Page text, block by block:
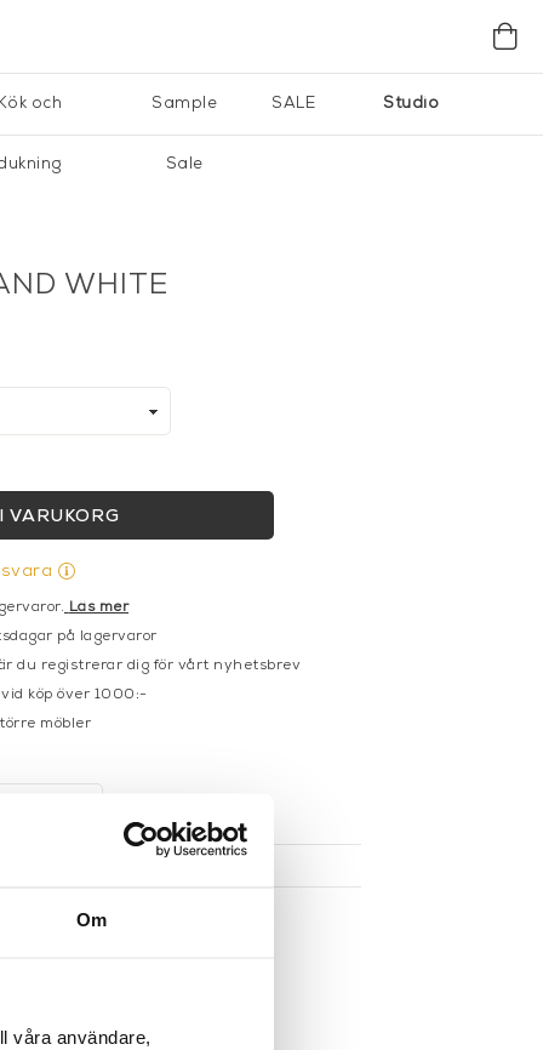
Om
våra användare,
Studio
och Sample
Sale
SALE
WHITE
VARUKORG
Läs mer
på lagervaror
du registrerar dig för vårt nyhetsbrev
köp över 1000:-
möbler